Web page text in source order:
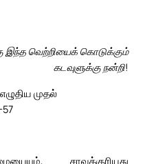
இந்த வெற்றியைக் கொடுக்கும்
கடவுளுக்கு நன்றி!
முதல்
57
சாவுக்குரியது